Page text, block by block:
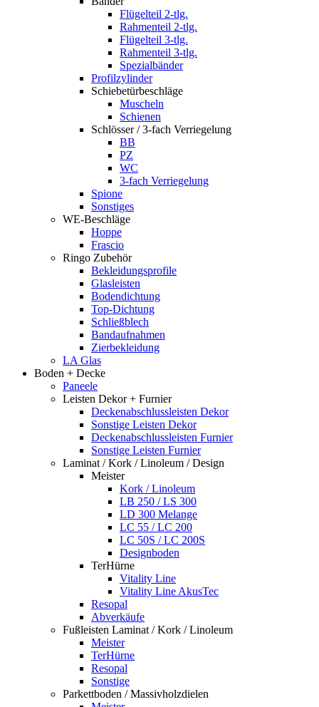
Flügelteil 2-tlg.
Rahmenteil 2-tlg.
Flügelteil 3-tlg.
Rahmenteil 3-tlg.
Spezialbänder
Profilzylinder
Schiebetürbeschläge
Muscheln
Schienen
Schlösser / 3-fach Verriegelung
BB
PZ
WC
3-fach Verriegelung
Spione
Sonstiges
WE-Beschläge
Hoppe
Frascio
Ringo Zubehör
Bekleidungsprofile
Glasleisten
Bodendichtung
Top-Dichtung
Schließblech
Bandaufnahmen
Zierbekleidung
LA Glas
Boden + Decke
Paneele
Leisten Dekor + Furnier
Deckenabschlussleisten Dekor
Sonstige Leisten Dekor
Deckenabschlussleisten Furnier
Sonstige Leisten Furnier
Laminat / Kork / Linoleum / Design
Meister
Kork / Linoleum
LB 250 / LS 300
LD 300 Melange
LC 55 / LC 200
LC 50S / LC 200S
Designboden
TerHürne
Vitality Line
Vitality Line AkusTec
Resopal
Abverkäufe
Fußleisten Laminat / Kork / Linoleum
Meister
TerHürne
Resopal
Sonstige
Parkettboden / Massivholzdielen